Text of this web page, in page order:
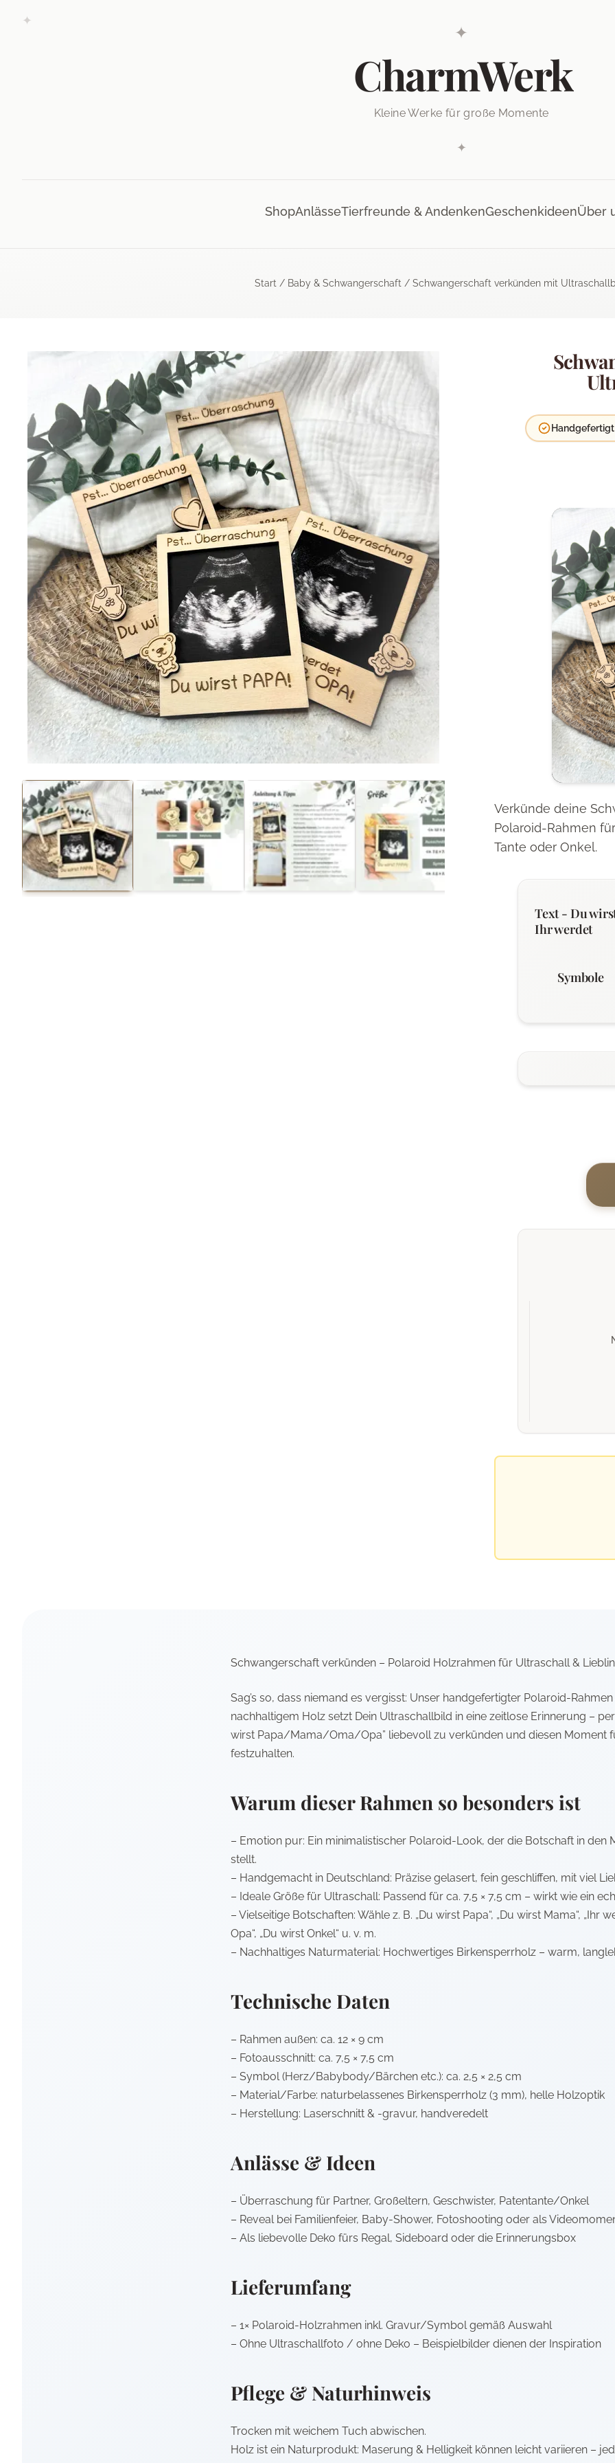
✦
✦
CharmWerk
Kleine Werke für große Momente
✦
ShopAnlässeTierfreunde & AndenkenGeschenkideenÜber
Start / Baby & Schwangerschaft / Schwangerschaft verkünden mit
Verkünde deine
Polaroid-Rahmen
Tante oder Onkel.
Text - Du
Ihr werdet
Symbole
Schwangerschaft verkünden – Polaroid Holzrahmen für Ultraschall &
Sag’s so, dass niemand es vergisst: Unser handgefertigter Polaroid-Rahmen
nachhaltigem Holz setzt Dein Ultraschallbild in eine zeitlose Erinnerung –
wirst Papa/Mama/Oma/Opa” liebevoll zu verkünden und diesen Moment
festzuhalten.
Warum dieser Rahmen so besonders ist
– Emotion pur: Ein minimalistischer Polaroid-Look, der die Botschaft in den
stellt.
– Handgemacht in Deutschland: Präzise gelasert, fein geschliffen, mit viel
– Ideale Größe für Ultraschall: Passend für ca. 7,5 × 7,5 cm – wirkt wie ein
– Vielseitige Botschaften: Wähle z. B. „Du wirst Papa“, „Du wirst Mama“, „Ihr
Opa“, „Du wirst Onkel“ u. v. m.
– Nachhaltiges Naturmaterial: Hochwertiges Birkensperrholz – warm,
Technische Daten
– Rahmen außen: ca. 12 × 9 cm
– Fotoausschnitt: ca. 7,5 × 7,5 cm
– Symbol (Herz/Babybody/Bärchen etc.): ca. 2,5 × 2,5 cm
– Material/Farbe: naturbelassenes Birkensperrholz (3 mm), helle Holzoptik
– Herstellung: Laserschnitt & -gravur, handveredelt
Anlässe & Ideen
– Überraschung für Partner, Großeltern, Geschwister, Patentante/Onkel
– Reveal bei Familienfeier, Baby-Shower, Fotoshooting oder als
– Als liebevolle Deko fürs Regal, Sideboard oder die Erinnerungsbox
Lieferumfang
– 1× Polaroid-Holzrahmen inkl. Gravur/Symbol gemäß Auswahl
– Ohne Ultraschallfoto / ohne Deko – Beispielbilder dienen der Inspiration
Pflege & Naturhinweis
Trocken mit weichem Tuch abwischen.
Holz ist ein Naturprodukt: Maserung & Helligkeit können leicht variieren –